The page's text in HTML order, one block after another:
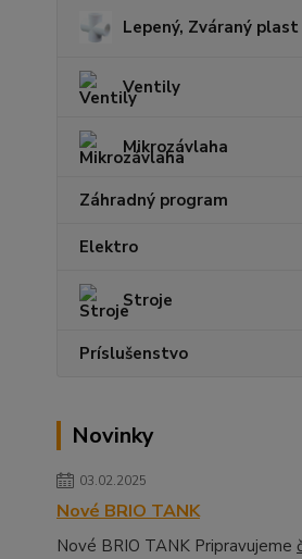
Lepený, Zváraný plast
Ventily
Mikrozávlaha
Záhradný program
Elektro
Stroje
Príslušenstvo
Novinky
03.02.2025
Nové BRIO TANK
Nové BRIO TANK Pripravujeme